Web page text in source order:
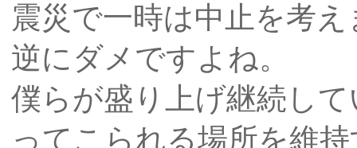
震災で一時は中止を考
逆にダメですよね。
僕らが盛り上げ継続し
ってこられる場所を維